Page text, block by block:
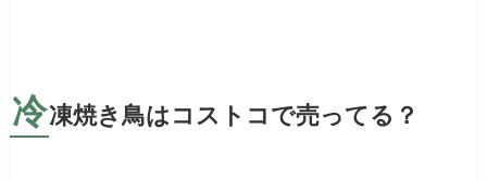
冷凍焼き鳥はコストコで売ってる？